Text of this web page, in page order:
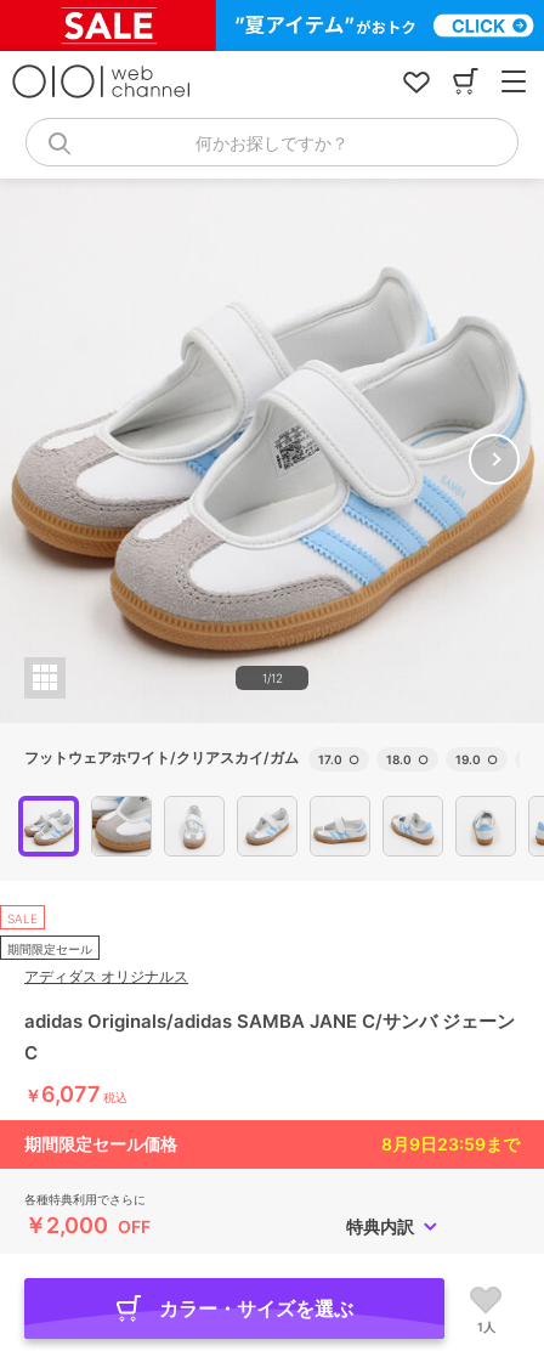
キ
何かお探しですか？
1/12
フットウェアホワイト/クリアスカイ/ガム 17.0 ○ 18.0 ○ 19.0 ○
SALE
期間限定セール
アディダス オリジナルス
adidas Originals/adidas SAMBA JANE C/サンバ ジェーン
C
￥6,077 税込
期間限定セール価格 8月9日23:59まで
各種特典利用でさらに
￥2,000 OFF 特典内訳
カラー・サイズを選ぶ
1人